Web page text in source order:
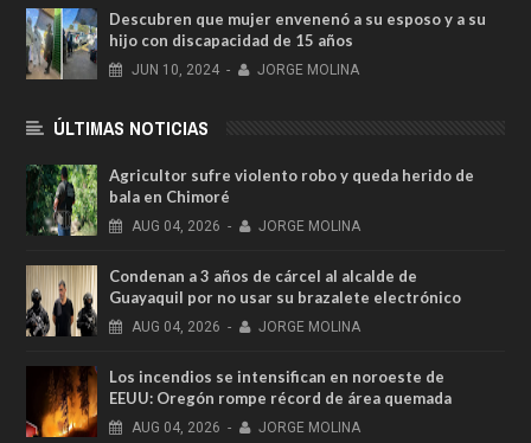
Descubren que mujer envenenó a su esposo y a su
hijo con discapacidad de 15 años
JUN 10, 2024 - JORGE MOLINA
ÚLTIMAS NOTICIAS
Agricultor sufre violento robo y queda herido de
bala en Chimoré
AUG 04, 2026 - JORGE MOLINA
Condenan a 3 años de cárcel al alcalde de
Guayaquil por no usar su brazalete electrónico
AUG 04, 2026 - JORGE MOLINA
Los incendios se intensifican en noroeste de
EEUU: Oregón rompe récord de área quemada
AUG 04, 2026 - JORGE MOLINA